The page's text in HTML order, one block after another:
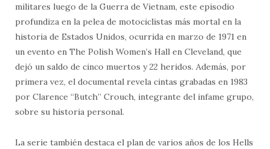
militares luego de la Guerra de Vietnam, este episodio
profundiza en la pelea de motociclistas más mortal en la
historia de Estados Unidos, ocurrida en marzo de 1971 en
un evento en The Polish Women’s Hall en Cleveland, que
dejó un saldo de cinco muertos y 22 heridos. Además, por
primera vez, el documental revela cintas grabadas en 1983
por Clarence “Butch” Crouch, integrante del infame grupo,
sobre su historia personal.
La serie también destaca el plan de varios años de los Hells